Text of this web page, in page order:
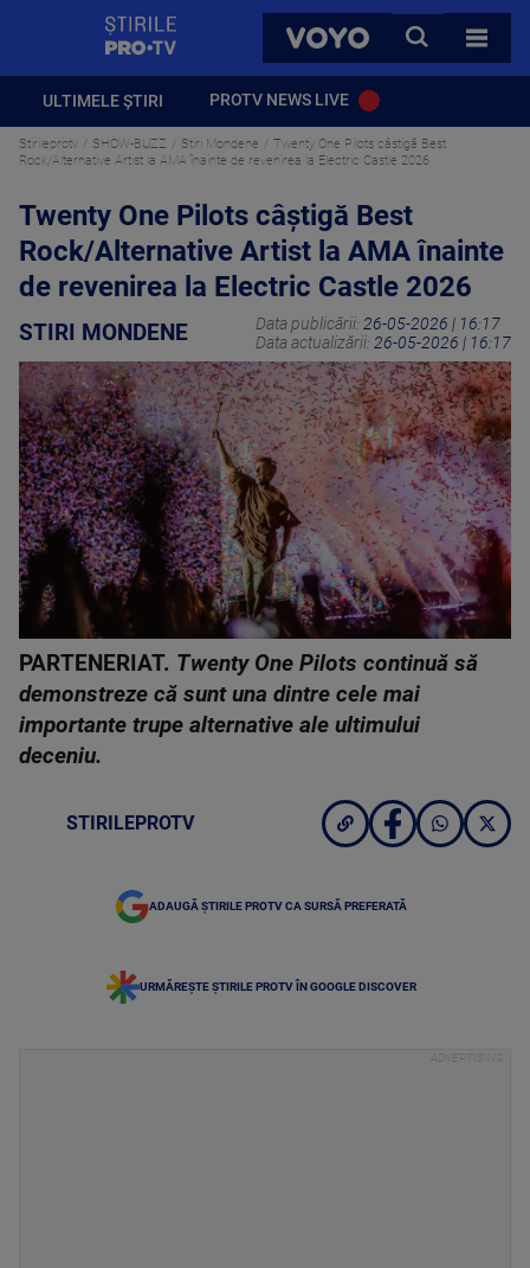
VOYO
CAUTA
TOATE
ULTIMELE ȘTIRI PROTV NEWS LIVE
Stirileprotv SHOW-BUZZ Stiri Mondene
Twenty One Pilots câștigă Best
Rock/Alternative Artist la AMA înainte de revenirea la Electric Castle 2026
Twenty One Pilots câștigă Best
Rock/Alternative Artist la AMA înainte
de revenirea la Electric Castle 2026
STIRI MONDENE Data publicării: 26-05-2026 | 16:17
Data actualizării: 26-05-2026 | 16:17
PARTENERIAT. Twenty One Pilots continuă să
demonstreze că sunt una dintre cele mai
importante trupe alternative ale ultimului
deceniu.
STIRILEPROTV
ADAUGĂ ȘTIRILE PROTV CA SURSĂ PREFERATĂ
URMĂREȘTE ȘTIRILE PROTV ÎN GOOGLE DISCOVER